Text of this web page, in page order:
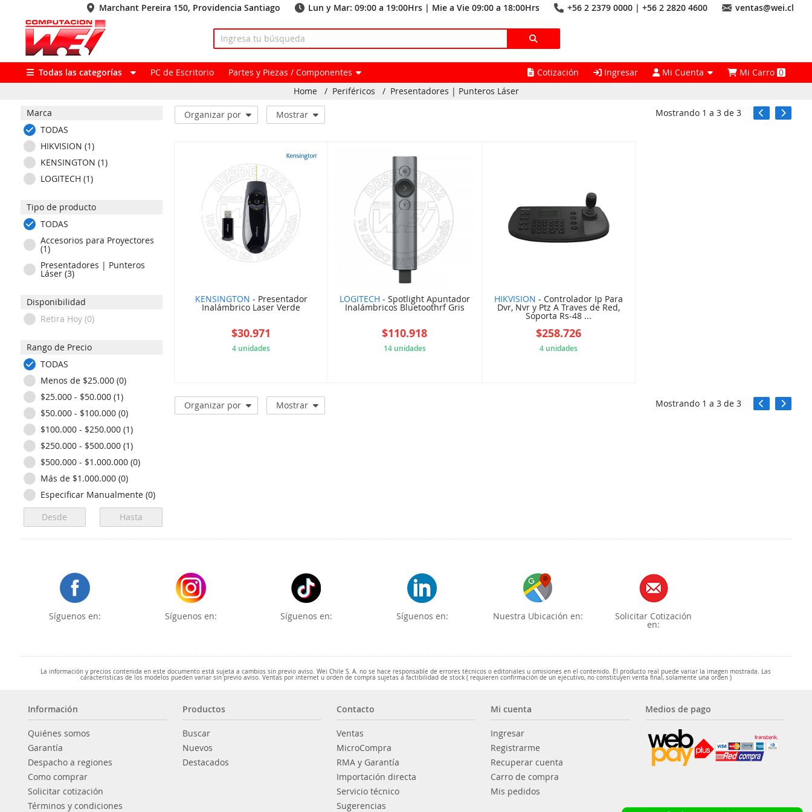
Marchant Pereira 150, Providencia Santiago Lun y Mar: 09:00 a 19:00Hrs | Mie a Vie 09:00 a 18:00Hrs +56 2 2379 0000 | +56 2 2820 4600 ventas@wei.cl
Todas las categorías PC de Escritorio Partes y Piezas / Componentes Cotización Ingresar Mi Cuenta Mi Carro0
Home
/ Periféricos / Presentadores | Punteros Láser
Marca
TODAS
HIKVISION (1)
KENSINGTON (1)
LOGITECH (1)
Tipo de producto
TODAS
Accesorios para Proyectores
(1)
Presentadores | Punteros
Láser (3)
Disponibilidad
Retira Hoy (0)
Rango de Precio
TODAS
Menos de $25.000 (0)
$25.000 - $50.000 (1)
$50.000 - $100.000 (0)
$100.000 - $250.000 (1)
$250.000 - $500.000 (1)
$500.000 - $1.000.000 (0)
Más de $1.000.000 (0)
Especificar Manualmente (0)
Organizar por Mostrar Mostrando 1 a3 de3
KENSINGTON - Presentador
Inalámbrico Laser Verde
$30.971
4 unidades
LOGITECH - Spotlight Apuntador
Inalámbricos Bluetoothrf Gris
$110.918
14 unidades
HIKVISION - Controlador Ip Para
Dvr, Nvr y Ptz A Traves de Red,
Soporta Rs-48 ...
$258.726
4 unidades
Organizar por Mostrar Mostrando 1 a3 de3
Síguenos en: Síguenos en: Síguenos en: Síguenos en: Nuestra Ubicación en: Solicitar Cotización
en:
La información y precios contenida en este documento está sujeta a cambios sin previo aviso. Wei Chile S. A. no se hace responsable de errores técnicos o editoriales u omisiones en el contenido. El producto real puede variar la imagen mostrada. Las
características de los modelos pueden variar sin previo aviso. Ventas por internet u orden de compra sujetas a factibilidad de stock ( requieren confirmación de un ejecutivo, no constituyen venta final, solamente una orden )
Información
Quiénes somos
Garantía
Despacho a regiones
Como comprar
Solicitar cotización
Términos y condiciones
Productos
Buscar
Nuevos
Destacados
Contacto
Ventas
MicroCompra
RMA y Garantía
Importación directa
Servicio técnico
Sugerencias
Mi cuenta
Ingresar
Registrarme
Recuperar cuenta
Carro de compra
Mis pedidos
Medios de pago